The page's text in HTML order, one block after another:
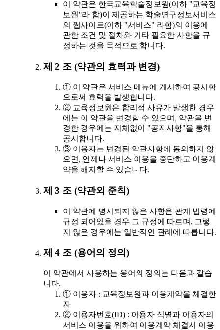
이 약관은 한국교육학술정보원(이하 "교육정
보원"라 함)이 제공하는 학술연구정보서비스
의 웹사이트(이하 "서비스" 라함)의 이용에
관한 조건 및 절차와 기타 필요한 사항을 규
정하는 것을 목적으로 합니다.
제 2 조 (약관의 효력과 변경)
① 이 약관은 서비스 메뉴에 게시하여 공시함
으로써 효력을 발생합니다.
② 교육정보원은 합리적 사유가 발생한 경우
에는 이 약관을 변경할 수 있으며, 약관을 변
경한 경우에는 지체없이 "공지사항"을 통해
공시합니다.
③ 이용자는 변경된 약관사항에 동의하지 않
으면, 언제나 서비스 이용을 중단하고 이용계
약을 해지할 수 있습니다.
제 3 조 (약관외 준칙)
이 약관에 명시되지 않은 사항은 관계 법령에
규정 되어있을 경우 그 규정에 따르며, 그렇
지 않은 경우에는 일반적인 관례에 따릅니다.
제 4 조 (용어의 정의)
이 약관에서 사용하는 용어의 정의는 다음과 같습
니다.
① 이용자 : 교육정보원과 이용계약을 체결한
자
② 이용자번호(ID) : 이용자 식별과 이용자의
서비스 이용을 위하여 이용계약 체결시 이용